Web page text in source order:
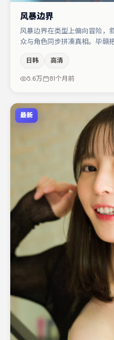
风暴边界
风暴边界在类型上偏向冒险，
众与角色同步拼凑真相。毕赣
中承担叙事驱动，蒋奇明、咏
调剂（视场次而定）。若你偏
品值得关注。
日韩 高清
5.6万 81个月前
最新